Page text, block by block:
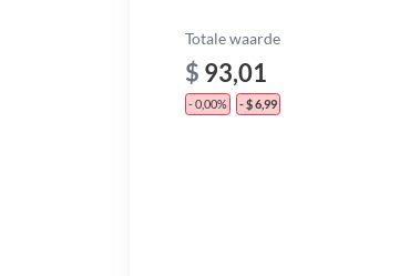
Totale waarde
$ 93,01
- 0,00% - $ 6,99